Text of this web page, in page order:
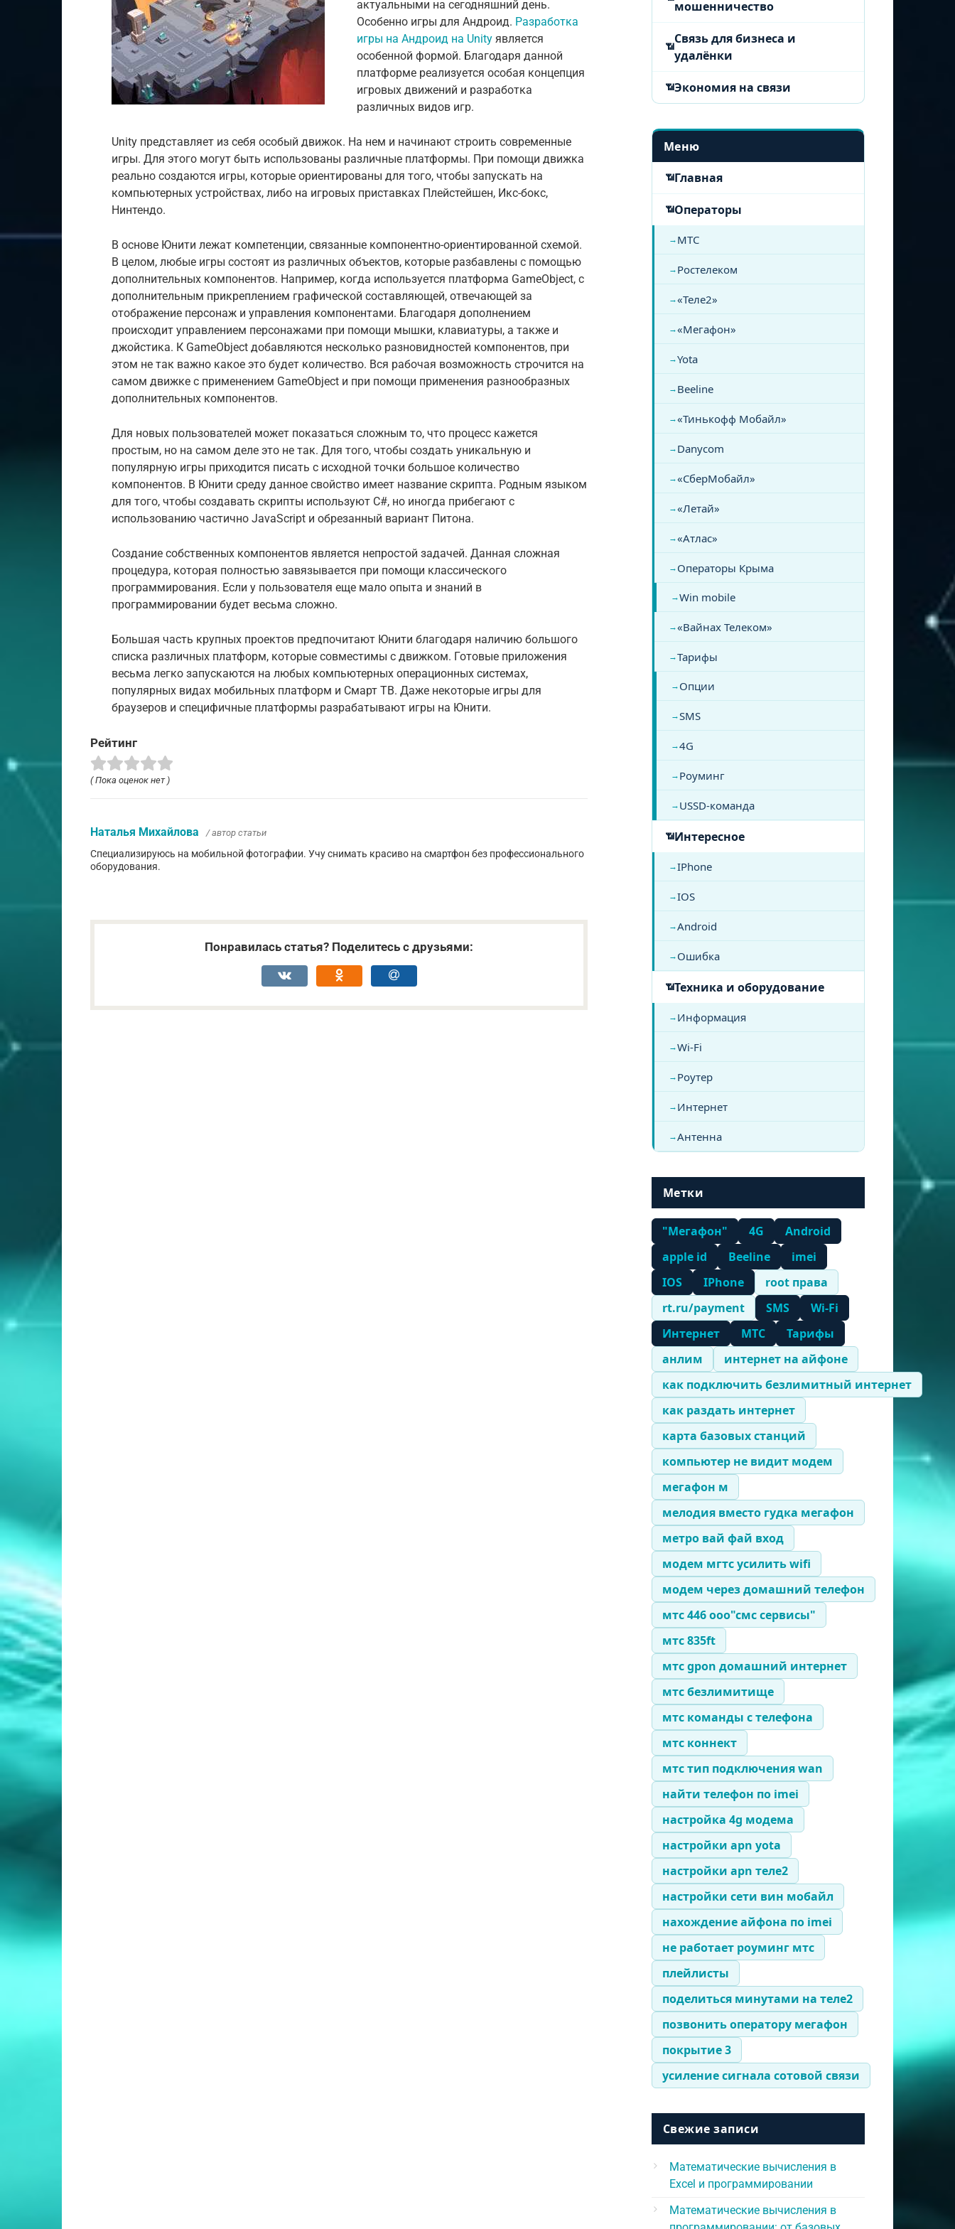
актуальными на сегодняшний день.
Особенно игры для Андроид. Разработка
игры на Андроид на Unity является
особенной формой. Благодаря данной
платформе реализуется особая концепция
игровых движений и разработка
различных видов игр.
Unity представляет из себя особый движок. На нем и начинают строить современные
игры. Для этого могут быть использованы различные платформы. При помощи движка
реально создаются игры, которые ориентированы для того, чтобы запускать на
компьютерных устройствах, либо на игровых приставках Плейстейшен, Икс-бокс,
Нинтендо.
В основе Юнити лежат компетенции, связанные компонентно-ориентированной схемой.
В целом, любые игры состоят из различных объектов, которые разбавлены с помощью
дополнительных компонентов. Например, когда используется платформа GameObject, с
дополнительным прикреплением графической составляющей, отвечающей за
отображение персонаж и управления компонентами. Благодаря дополнением
происходит управлением персонажами при помощи мышки, клавиатуры, а также и
джойстика. К GameObject добавляются несколько разновидностей компонентов, при
этом не так важно какое это будет количество. Вся рабочая возможность строчится на
самом движке с применением GameObject и при помощи применения разнообразных
дополнительных компонентов.
Для новых пользователей может показаться сложным то, что процесс кажется
простым, но на самом деле это не так. Для того, чтобы создать уникальную и
популярную игры приходится писать с исходной точки большое количество
компонентов. В Юнити среду данное свойство имеет название скрипта. Родным языком
для того, чтобы создавать скрипты используют С#, но иногда прибегают с
использованию частично JavaScript и обрезанный вариант Питона.
Создание собственных компонентов является непростой задачей. Данная сложная
процедура, которая полностью завязывается при помощи классического
программирования. Если у пользователя еще мало опыта и знаний в
программировании будет весьма сложно.
Большая часть крупных проектов предпочитают Юнити благодаря наличию большого
списка различных платформ, которые совместимы с движком. Готовые приложения
весьма легко запускаются на любых компьютерных операционных системах,
популярных видах мобильных платформ и Смарт ТВ. Даже некоторые игры для
браузеров и специфичные платформы разрабатывают игры на Юнити.
Рейтинг
( Пока оценок нет )
Наталья Михайлова / автор статьи
Специализируюсь на мобильной фотографии. Учу снимать красиво на смартфон без профессионального
оборудования.
Понравилась статья? Поделитесь с друзьями:
мошенничество
Связь для бизнеса и
удалёнки
Экономия на связи
Меню
Главная
Операторы
МТС
Ростелеком
«Теле2»
«Мегафон»
Yota
Beeline
«Тинькофф Мобайл»
Danycom
«СберМобайл»
«Летай»
«Атлас»
Операторы Крыма
Win mobile
«Вайнах Телеком»
Тарифы
Опции
SMS
4G
Роуминг
USSD-команда
Интересное
IPhone
IOS
Android
Ошибка
Техника и оборудование
Информация
Wi-Fi
Роутер
Интернет
Антенна
Метки
"Мегафон" 4G
Android
apple id
Beeline
imei
IOS
IPhone
root права
rt.ru/payment
SMS
Wi-Fi
Интернет
МТС
Тарифы
анлим
интернет на айфоне
как подключить безлимитный интернет
как раздать интернет
карта базовых станций
компьютер не видит модем
мегафон м
мелодия вместо гудка мегафон
метро вай фай вход
модем мгтс усилить wifi
модем через домашний телефон
мтс 446 ооо"смс сервисы"
мтс 835ft
мтс gpon домашний интернет
мтс безлимитище
мтс команды с телефона
мтс коннект
мтс тип подключения wan
найти телефон по imei
настройка 4g модема
настройки apn yota
настройки apn теле2
настройки сети вин мобайл
нахождение айфона по imei
не работает роуминг мтс
плейлисты
поделиться минутами на теле2
позвонить оператору мегафон
покрытие 3
усиление сигнала сотовой связи
Свежие записи
Математические вычисления в
Excel и программировании
Математические вычисления в